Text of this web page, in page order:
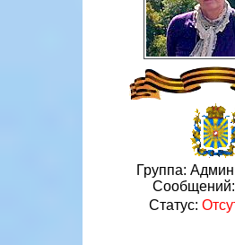
Группа:
Сообщений:
Статус: